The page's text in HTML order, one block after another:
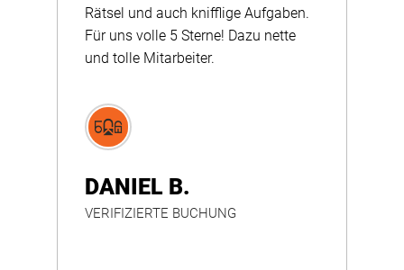
Rätsel und auch knifflige Aufgaben.
Für uns volle 5 Sterne! Dazu nette
und tolle Mitarbeiter.
DANIEL B.
VERIFIZIERTE BUCHUNG